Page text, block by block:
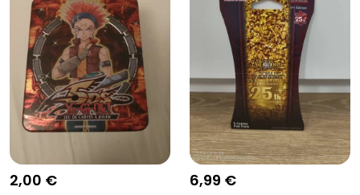
2,00 € 6,99 €